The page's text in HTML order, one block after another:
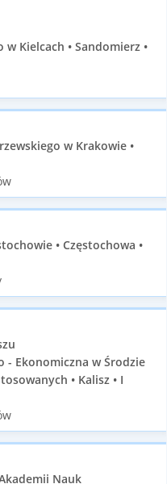
Kielcach • Sandomierz •
w Krakowie •
• Częstochowa •
- Ekonomiczna w Środzie
• Kalisz • I
Nauk